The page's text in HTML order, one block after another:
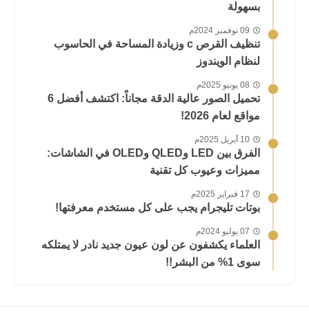
بسهولة
09 نوفمبر 2024م
تنظيف القرص c وزيادة المساحة في الحاسوب
لنظام الويندوز
08 يونيو 2025م
تحميل الصور عالية الدقة مجاناً: اكتشف أفضل 6
مواقع لعام 2026!
10 أبريل 2025م
الفرق بين LED وQLED وOLED في الشاشات:
مميزات وعيوب كل تقنية
17 فبراير 2025م
بوتات تليجرام يجب على كل مستخدم معرفتها!
07 يوليو 2024م
العلماء يكشفون عن لون عيون جديد نادر لا يمتلكه
سوى 1% من البشر!!